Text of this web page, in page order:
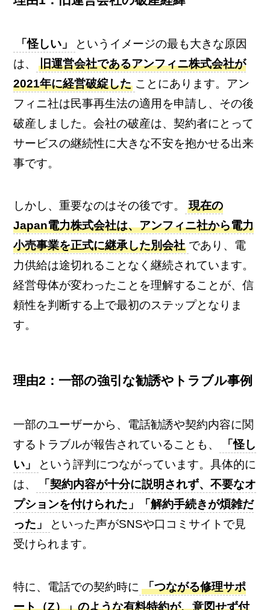
「怪しい」
というイメージの最も大きな原因
は、
旧運営会社であるアンフィニ株式会社が
2021年に経営破綻した ことにあります。アン
フィニ社は民事再生法の適用を申請し、その後
破産しました。会社の破産は、契約者にとって
サービスの継続性に大きな不安を抱かせる出来
事です。
しかし、重要なのはその後です。
現在の
Japan電力株式会社は、アンフィニ社から電力
小売事業を正式に継承した別会社 であり、電
力供給は途切れることなく継続されています。
経営母体が変わったことを理解することが、信
頼性を判断する上で最初のステップとなりま
す。
理由2：一部の強引な勧誘やトラブル事例
一部のユーザーから、電話勧誘や契約内容に関
するトラブルが報告されていることも、
「怪し
い」
という評判につながっています。具体的に
は、
「契約内容が十分に説明されず、不要なオ
プションを付けられた」「解約手続きが煩雑だ
った」
といった声がSNSや口コミサイトで見
受けられます。
特に、電話での契約時に 「つながる修理サポ
ート（Z）」のような有料特約が、意図せず付